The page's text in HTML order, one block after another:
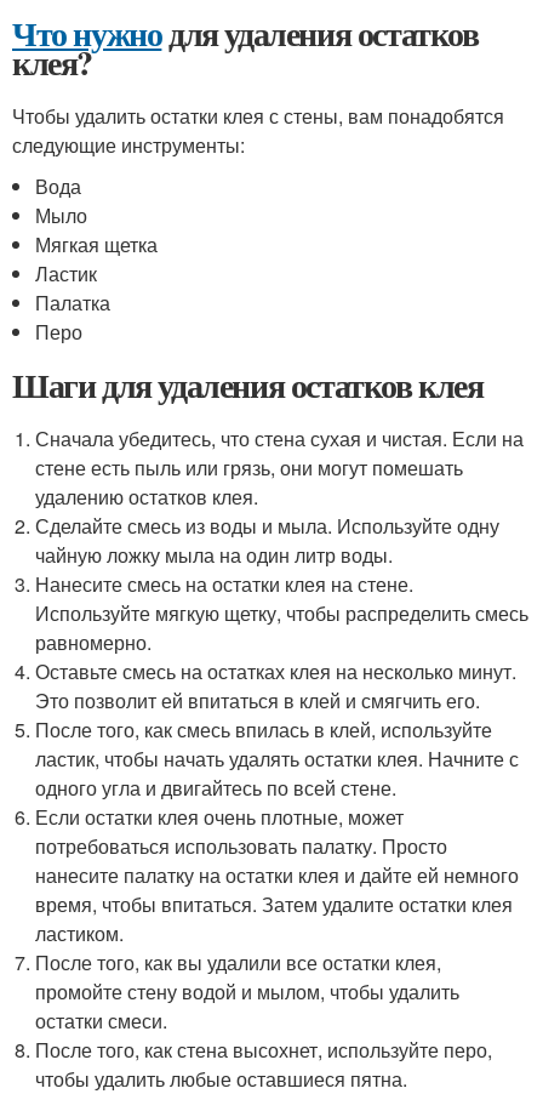
Что нужнодля удаления остатков
клея?
Чтобы удалить остатки клея с стены, вам понадобятся
следующие инструменты:
Вода
Мыло
Мягкая щетка
Ластик
Палатка
Перо
Шаги для удаления остатков клея
Сначала убедитесь, что стена сухая и чистая. Если на
стене есть пыль или грязь, они могут помешать
удалению остатков клея.
Сделайте смесь из воды и мыла. Используйте одну
чайную ложку мыла на один литр воды.
Нанесите смесь на остатки клея на стене.
Используйте мягкую щетку, чтобы распределить смесь
равномерно.
Оставьте смесь на остатках клея на несколько минут.
Это позволит ей впитаться в клей и смягчить его.
После того, как смесь впилась в клей, используйте
ластик, чтобы начать удалять остатки клея. Начните с
одного угла и двигайтесь по всей стене.
Если остатки клея очень плотные, может
потребоваться использовать палатку. Просто
нанесите палатку на остатки клея и дайте ей немного
время, чтобы впитаться. Затем удалите остатки клея
ластиком.
После того, как вы удалили все остатки клея,
промойте стену водой и мылом, чтобы удалить
остатки смеси.
После того, как стена высохнет, используйте перо,
чтобы удалить любые оставшиеся пятна.